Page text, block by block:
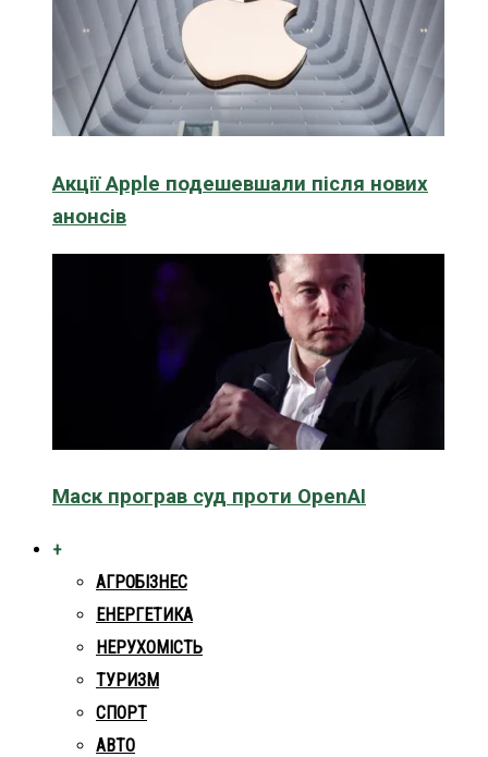
Акції Apple подешевшали після нових
анонсів
Маск програв суд проти OpenAI
+
АГРОБІЗНЕС
ЕНЕРГЕТИКА
НЕРУХОМІСТЬ
ТУРИЗМ
СПОРТ
АВТО